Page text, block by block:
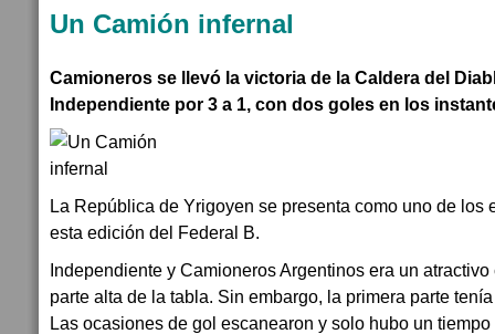
Un Camión infernal
Camioneros se llevó la victoria de la Caldera del
Independiente por 3 a 1, con dos goles en los
La República de Yrigoyen se presenta como uno de los
esta edición del Federal B.
Independiente y Camioneros Argentinos era un
parte alta de la tabla. Sin embargo, la primera parte
Las ocasiones de gol escanearon y solo hubo un